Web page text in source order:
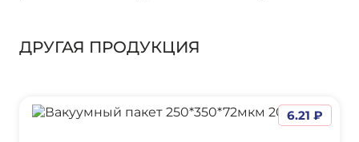
ДРУГАЯ ПРОДУКЦИЯ
6.21 ₽